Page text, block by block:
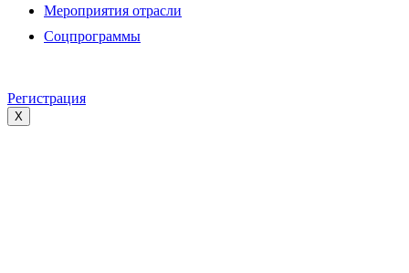
Мероприятия отрасли
Соцпрограммы
Регистрация
X